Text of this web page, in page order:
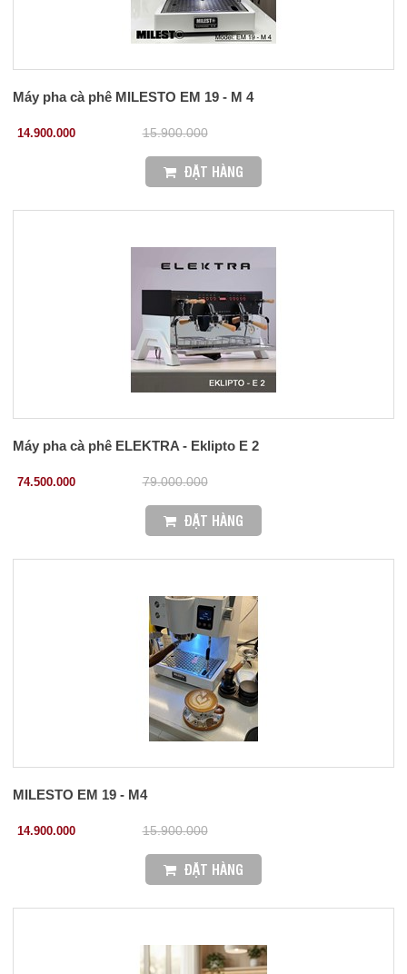
Máy pha cà phê MILESTO EM 19 - M 4
14.900.000 15.900.000
ĐẶT HÀNG
Máy pha cà phê ELEKTRA - Eklipto E 2
74.500.000 79.000.000
ĐẶT HÀNG
MILESTO EM 19 - M4
14.900.000 15.900.000
ĐẶT HÀNG